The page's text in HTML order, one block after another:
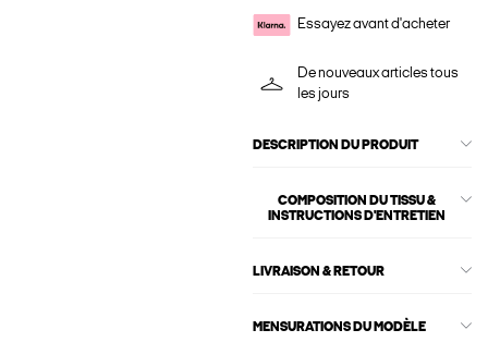
Essayez avant d'acheter
De nouveaux articles tous
les jours
DESCRIPTION DU PRODUIT
COMPOSITION DU TISSU &
INSTRUCTIONS D'ENTRETIEN
LIVRAISON & RETOUR
MENSURATIONS DU MODÈLE